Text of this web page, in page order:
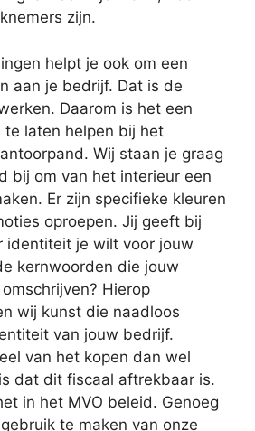
zijn.
helpt je ook om een
aan je bedrijf. Dat is de
Daarom is het een
te laten helpen bij het
Wij staan je graag
bij om van het interieur een
Er zijn specifieke kleuren
oproepen. Jij geeft bij
identiteit je wilt voor jouw
kernwoorden die jouw
Hierop
wij kunst die naadloos
van jouw bedrijf.
van het kopen dan wel
dat dit fiscaal aftrekbaar is.
in het MVO beleid. Genoeg
te maken van onze